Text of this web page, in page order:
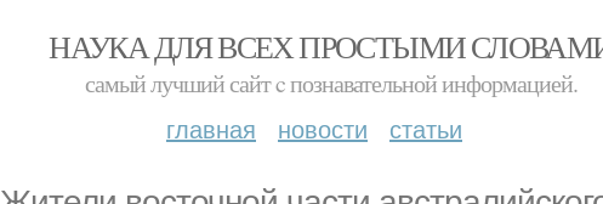
НАУКА ДЛЯ ВСЕХ ПРОСТЫМИ
самый лучший сайт c познавательной информацией.
главная новости статьи